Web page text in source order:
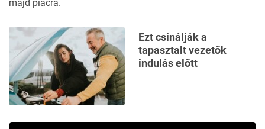
majd piacra.
Ezt csinálják a
tapasztalt vezetők
indulás előtt